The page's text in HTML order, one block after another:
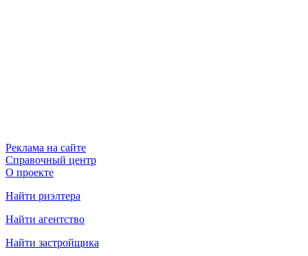
Реклама на сайте
Справочный центр
О проекте
Найти риэлтера
Найти агентство
Найти застройщика